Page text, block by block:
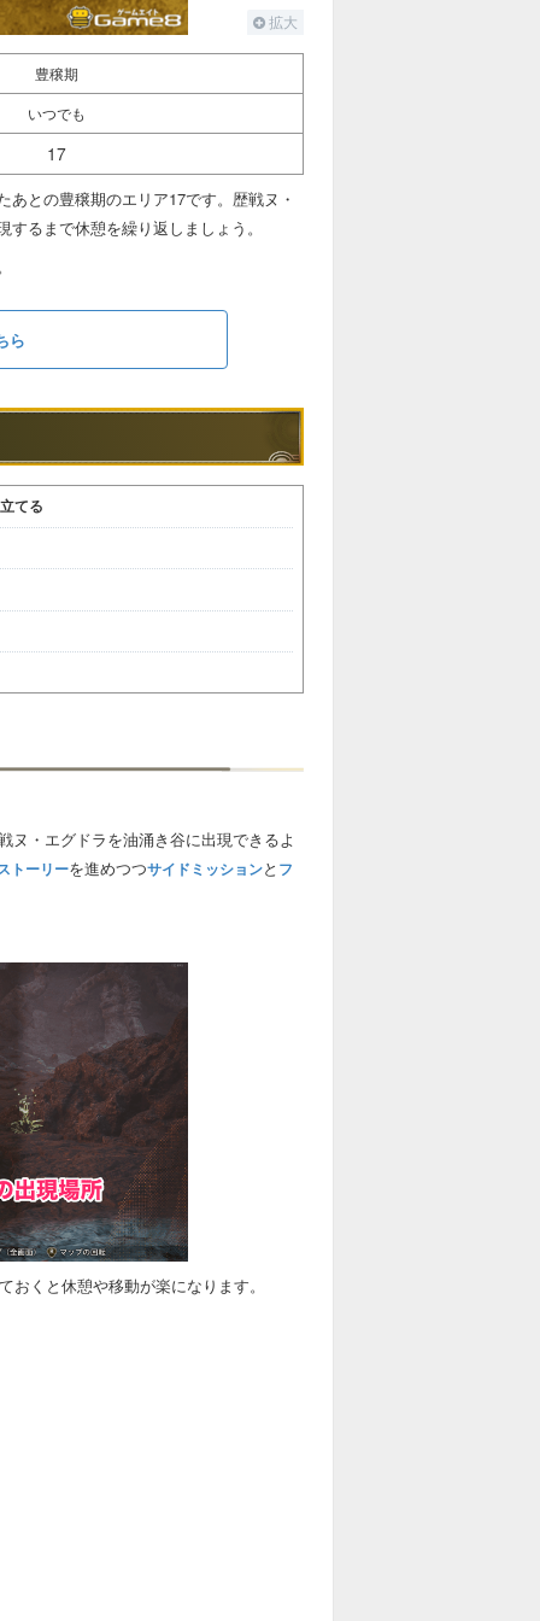
拡大
豊穣期
いつでも
17
との豊穣期のエリア17です。歴戦ヌ・
るまで休憩を繰り返しましょう。
ら
てる
ヌ・エグドラを油涌き谷に出現できるよ
トーリーを進めつつサイドミッションと フ
くと休憩や移動が楽になります。